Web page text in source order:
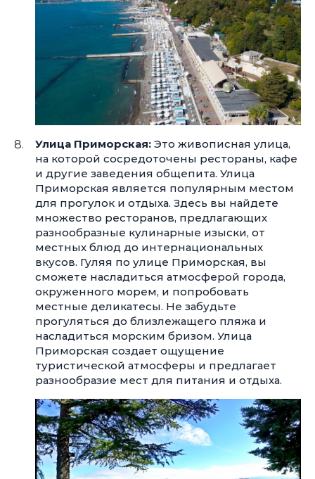
Улица Приморская: Это живописная улица,
на которой сосредоточены рестораны, кафе
и другие заведения общепита. Улица
Приморская является популярным местом
для прогулок и отдыха. Здесь вы найдете
множество ресторанов, предлагающих
разнообразные кулинарные изыски, от
местных блюд до интернациональных
вкусов. Гуляя по улице Приморская, вы
сможете насладиться атмосферой города,
окруженного морем, и попробовать
местные деликатесы. Не забудьте
прогуляться до близлежащего пляжа и
насладиться морским бризом. Улица
Приморская создает ощущение
туристической атмосферы и предлагает
разнообразие мест для питания и отдыха.